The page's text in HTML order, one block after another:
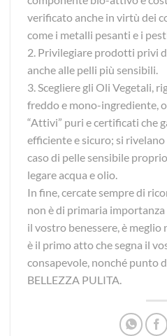
verificato anche in virtù dei
come i metalli pesanti e i
2. Privilegiare prodotti privi
anche alle pelli più sensibili.
3. Scegliere gli Oli Vegetali,
freddo e mono-ingrediente,
“Attivi” puri e certificati che
efficiente e sicuro; si
caso di pelle sensibile
legare acqua e olio.
In fine, cercate sempre di
non è di primaria
il vostro benessere, è
è il primo atto che segna il
consapevole, nonché punto
BELLEZZA PULITA.